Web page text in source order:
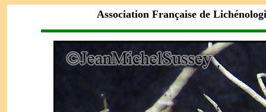
Association Française de